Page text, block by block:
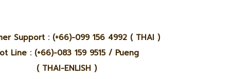
Support : (+66)-099 156 4992 ( THAI )
Line : (+66)-083 159 9515 / Pueng
( THAI-ENLISH )